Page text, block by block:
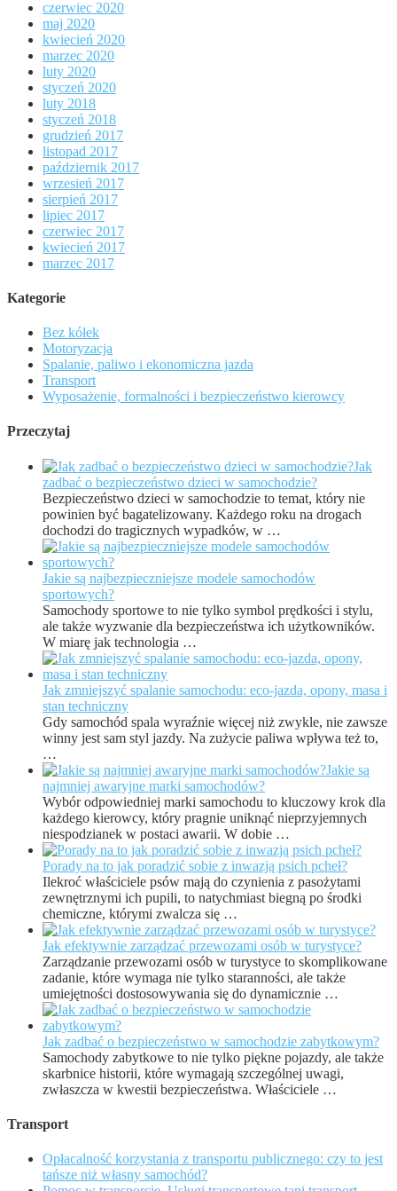
czerwiec 2020
maj 2020
kwiecień 2020
marzec 2020
luty 2020
styczeń 2020
luty 2018
styczeń 2018
grudzień 2017
listopad 2017
październik 2017
wrzesień 2017
sierpień 2017
lipiec 2017
czerwiec 2017
kwiecień 2017
marzec 2017
Kategorie
Bez kółek
Motoryzacja
Spalanie, paliwo i ekonomiczna jazda
Transport
Wyposażenie, formalności i bezpieczeństwo kierowcy
Przeczytaj
Jak
zadbać o bezpieczeństwo dzieci w samochodzie?
Bezpieczeństwo dzieci w samochodzie to temat, który nie
powinien być bagatelizowany. Każdego roku na drogach
dochodzi do tragicznych wypadków, w …
Jakie są najbezpieczniejsze modele samochodów
sportowych?
Samochody sportowe to nie tylko symbol prędkości i stylu,
ale także wyzwanie dla bezpieczeństwa ich użytkowników.
W miarę jak technologia …
Jak zmniejszyć spalanie samochodu: eco-jazda, opony, masa i
stan techniczny
Gdy samochód spala wyraźnie więcej niż zwykle, nie zawsze
winny jest sam styl jazdy. Na zużycie paliwa wpływa też to,
…
Jakie są
najmniej awaryjne marki samochodów?
Wybór odpowiedniej marki samochodu to kluczowy krok dla
każdego kierowcy, który pragnie uniknąć nieprzyjemnych
niespodzianek w postaci awarii. W dobie …
Porady na to jak poradzić sobie z inwazją psich pcheł?
Ilekroć właściciele psów mają do czynienia z pasożytami
zewnętrznymi ich pupili, to natychmiast biegną po środki
chemiczne, którymi zwalcza się …
Jak efektywnie zarządzać przewozami osób w turystyce?
Zarządzanie przewozami osób w turystyce to skomplikowane
zadanie, które wymaga nie tylko staranności, ale także
umiejętności dostosowywania się do dynamicznie …
Jak zadbać o bezpieczeństwo w samochodzie zabytkowym?
Samochody zabytkowe to nie tylko piękne pojazdy, ale także
skarbnice historii, które wymagają szczególnej uwagi,
zwłaszcza w kwestii bezpieczeństwa. Właściciele …
Transport
Opłacalność korzystania z transportu publicznego: czy to jest
tańsze niż własny samochód?